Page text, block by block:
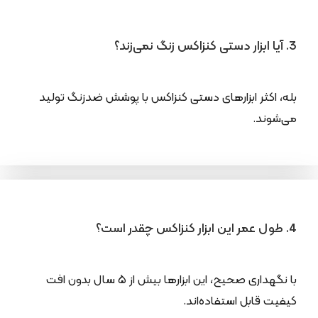
3. آیا ابزار دستی کنزاکس زنگ نمی‌زند؟
بله، اکثر ابزارهای دستی کنزاکس با پوشش ضدزنگ تولید
می‌شوند.
4. طول عمر این ابزار کنزاکس چقدر است؟
با نگهداری صحیح، این ابزارها بیش از ۵ سال بدون افت
کیفیت قابل استفاده‌اند.